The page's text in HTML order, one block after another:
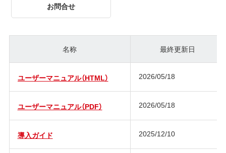
お問合せ
名称 最終更新日
ユーザーマニュアル（HTML） 2026/05/18
ユーザーマニュアル（PDF） 2026/05/18
導入ガイド 2025/12/10